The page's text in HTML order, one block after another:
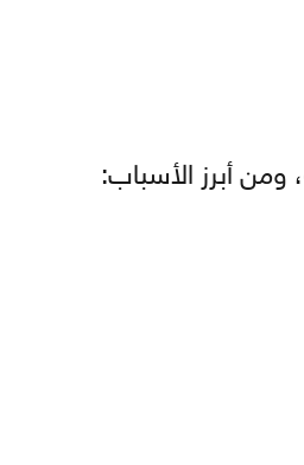
ومن أبرز الأسباب: